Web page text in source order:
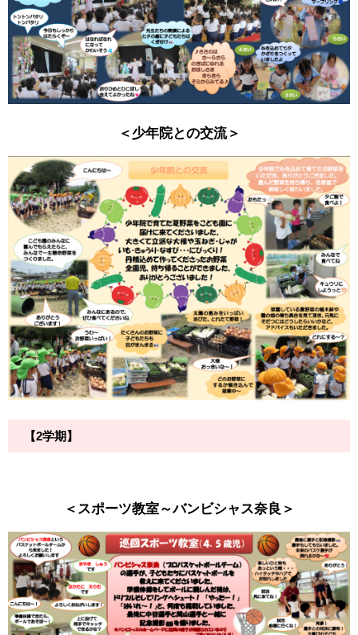
＜少年院との交流＞
【2学期】
＜スポーツ教室～バンビシャス奈良＞